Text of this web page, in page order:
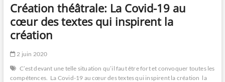
Création théâtrale: La Covid-19 au
cœur des textes qui inspirent la
création
2 juin 2020
C’est devant une telle situation qu’il faut être fort et convoquer toutes les
compétences. La Covid-19 au cœur des textes qui inspirent la création la